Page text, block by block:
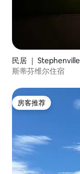
民居 ｜ Stephenville
斯蒂芬维尔住宿
房客推荐
房客推荐